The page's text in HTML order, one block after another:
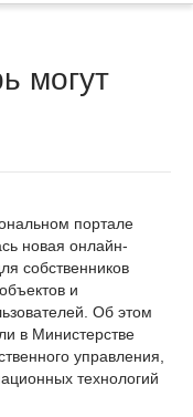
могут
портале
новая онлайн-
собственников
и
Об этом
в Министерстве
управления,
технологий